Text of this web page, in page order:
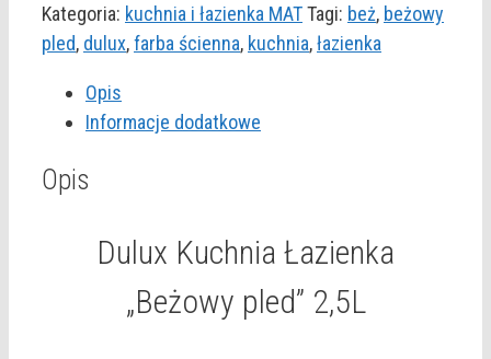
Kuchnia
Łazienka
pled"
2,5L
Kategoria: kuchnia i łazienka MATTagi: beż, beżowy
pled, dulux,farba ścienna, kuchnia,łazienka
Opis
Informacje dodatkowe
Opis
Dulux Kuchnia Łazienka
„Beżowy pled” 2,5L